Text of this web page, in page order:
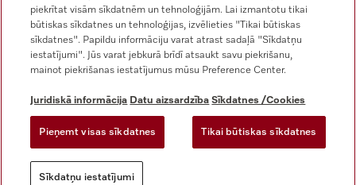
Vispārējie darījumu noteikumi
Datu aizsardzība
Lietošanas noteikumi
Miele paziņojums par pieejamību
Digitālo pakalpojumu likums
Sīkdatņu iestatījumi
piekrītat visām sīkdatnēm un tehnoloģijām. Lai izmantotu tikai
būtiskas sīkdatnes un tehnoloģijas, izvēlieties "Tikai būtiskas
sīkdatnes". Papildu informāciju varat atrast sadaļā "Sīkdatņu
iestatījumi". Jūs varat jebkurā brīdī atsaukt savu piekrišanu,
mainot piekrišanas iestatījumus mūsu Preference Center.
Juridiskā informācija Datu aizsardzība Sīkdatnes /Cookies
Pieņemt visas sīkdatnes Tikai būtiskas sīkdatnes
Sīkdatņu iestatījumi